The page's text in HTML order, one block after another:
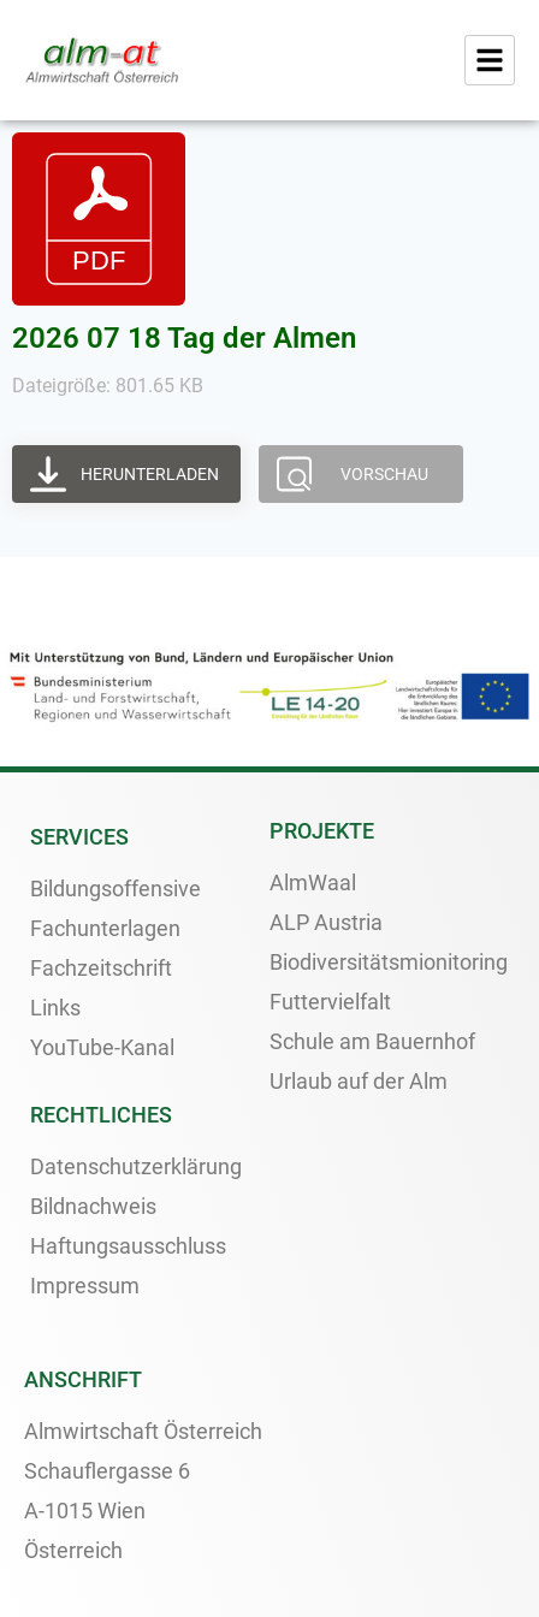
2026 07 18 Tag der Almen
Dateigröße: 801.65 KB
HERUNTERLADEN VORSCHAU
SERVICES
Bildungsoffensive
Fachunterlagen
Fachzeitschrift
Links
YouTube-Kanal
PROJEKTE
AlmWaal
ALP Austria
Biodiversitätsmionitoring
Futtervielfalt
Schule am Bauernhof
Urlaub auf der Alm
RECHTLICHES
Datenschutzerklärung
Bildnachweis
Haftungsausschluss
Impressum
ANSCHRIFT
Almwirtschaft Österreich
Schauflergasse 6
A-1015 Wien
Österreich